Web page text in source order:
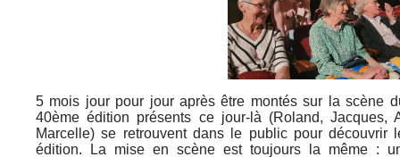
5 mois jour pour jour après être montés sur la scène
40ème édition présents ce jour-là (Roland, Jacques,
Marcelle) se retrouvent dans le public pour découvrir
édition. La mise en scène est toujours la même :